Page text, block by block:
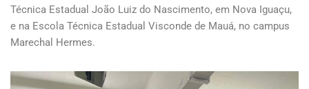
Técnica Estadual João Luiz do Nascimento, em Nova Iguaçu,
e na Escola Técnica Estadual Visconde de Mauá, no campus
Marechal Hermes.